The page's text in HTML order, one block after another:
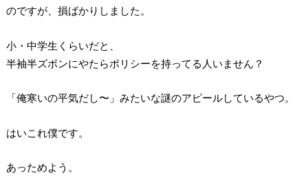
のですが、損ばかりしました。
小・中学生くらいだと、
半袖半ズボンにやたらポリシーを持ってる人いません？
「俺寒いの平気だし〜」みたいな謎のアピールしているやつ。
はいこれ僕です。
あっためよう。